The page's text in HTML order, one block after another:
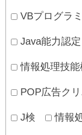
VBプログラ
Java能力認定
情報処理技能
POP広告ク
J検 情報